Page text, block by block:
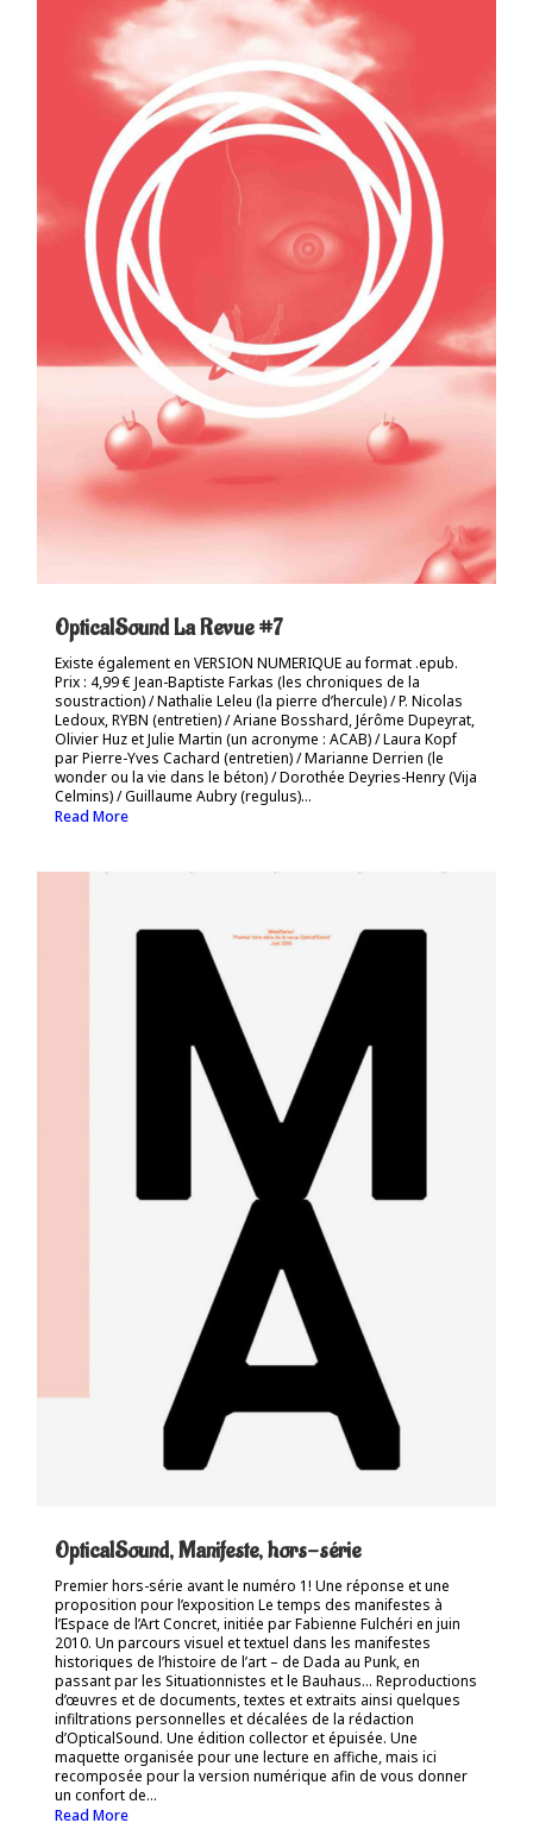
OpticalSound La Revue #7
Existe également en VERSION NUMERIQUE au format .epub.
Prix : 4,99 € Jean-Baptiste Farkas (les chroniques de la
soustraction) / Nathalie Leleu (la pierre d’hercule) / P. Nicolas
Ledoux, RYBN (entretien) / Ariane Bosshard, Jérôme Dupeyrat,
Olivier Huz et Julie Martin (un acronyme : ACAB) / Laura Kopf
par Pierre-Yves Cachard (entretien) / Marianne Derrien (le
wonder ou la vie dans le béton) / Dorothée Deyries-Henry (Vija
Celmins) / Guillaume Aubry (regulus)...
Read More
OpticalSound, Manifeste, hors-série
Premier hors-série avant le numéro 1! Une réponse et une
proposition pour l’exposition Le temps des manifestes à
l’Espace de l’Art Concret, initiée par Fabienne Fulchéri en juin
2010. Un parcours visuel et textuel dans les manifestes
historiques de l’histoire de l’art – de Dada au Punk, en
passant par les Situationnistes et le Bauhaus… Reproductions
d’œuvres et de documents, textes et extraits ainsi quelques
infiltrations personnelles et décalées de la rédaction
d’OpticalSound. Une édition collector et épuisée. Une
maquette organisée pour une lecture en affiche, mais ici
recomposée pour la version numérique afin de vous donner
un confort de...
Read More